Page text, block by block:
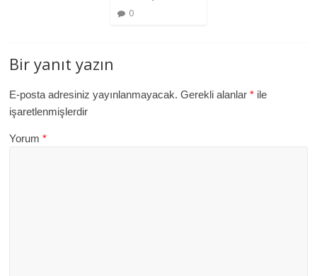
0
Bir yanıt yazın
E-posta adresiniz yayınlanmayacak. Gerekli alanlar* ile
işaretlenmişlerdir
Yorum*